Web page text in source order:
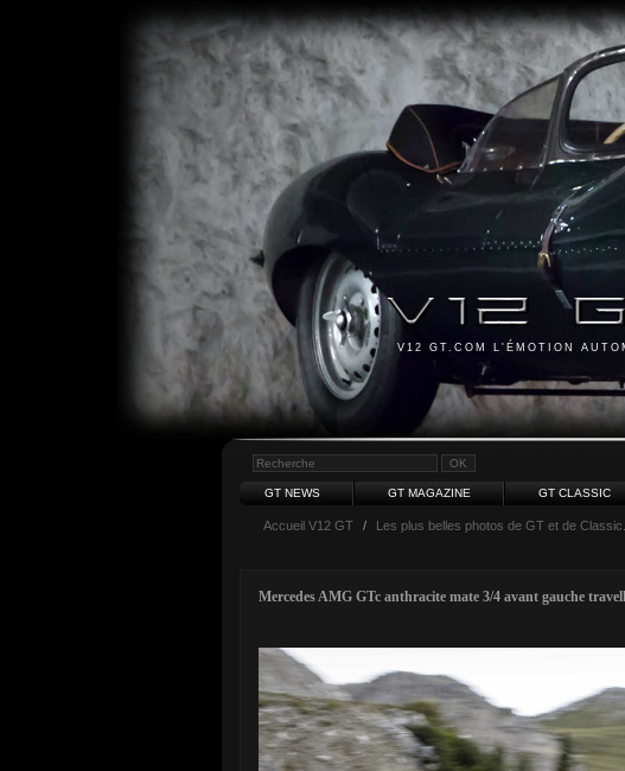
V12 GT.COM L'ÉMOTION
GT NEWS GT MAGAZINE GT CLASSIC
Accueil V12 GT / Les plus belles photos de GT et de Classic.
Mercedes AMG GTc anthracite mate 3/4 avant gauche